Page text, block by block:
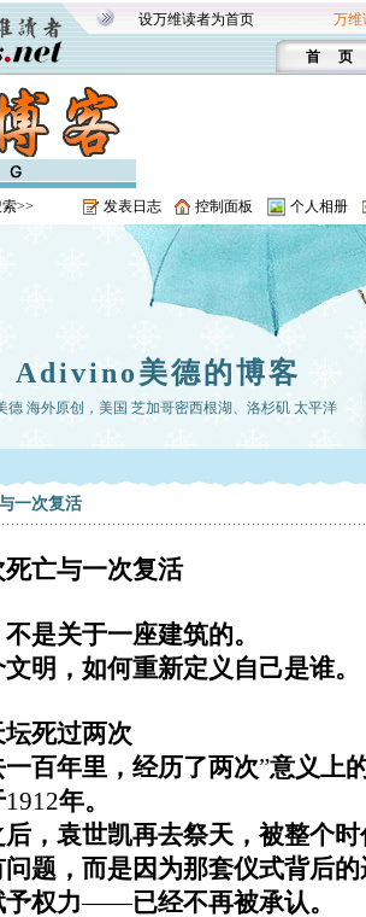
设万维读者为首页 万维
首 页
>> 发表日志 控制面板 个人相册
Adivino美德的博客
德 海外原创，美国 芝加哥密西根湖、洛杉矶 太平洋
一次复活
亡与一次复活
是关于一座建筑的。
明，如何重新定义自己是谁。
死过两次
百年里，经历了两次”意义上
1912年。
，袁世凯再去祭天，被整个
问题，而是因为那套仪式背后的
予权力——已经不再被承认。